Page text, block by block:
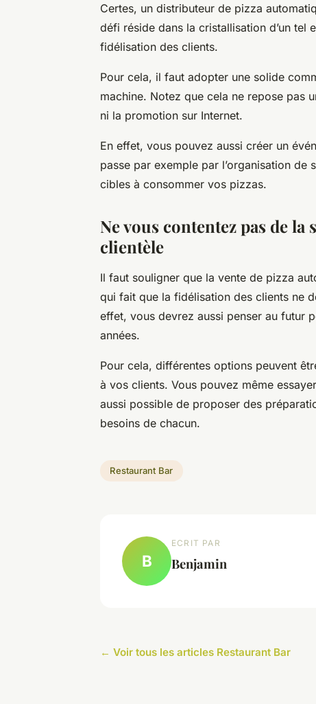
Certes, un distributeur de pizza
défi réside dans la cristallisation d’un tel
fidélisation des clients.
Pour cela, il faut adopter une solide
machine. Notez que cela ne repose pas
ni la promotion sur Internet.
En effet, vous pouvez aussi créer un
passe par exemple par l’organisation
cibles à consommer vos pizzas.
Ne vous contentez pas de
clientèle
Il faut souligner que la vente de pizza
qui fait que la fidélisation des clients ne
effet, vous devrez aussi penser au futur
années.
Pour cela, différentes options peuvent
à vos clients. Vous pouvez même
aussi possible de proposer des
besoins de chacun.
Restaurant Bar
B
ECRIT PAR
Benjamin
← Voir tous les articles Restaurant Bar